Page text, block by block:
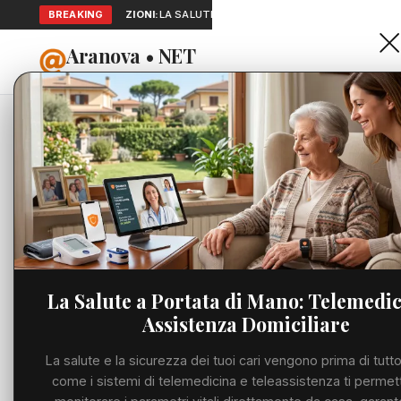
BREAKING
SEGNALAZIONI:LA SALUTE A PORTATA DI MANO:
Aranova • NET
PORTALE UTILE AL TERRITORIO
Home
Cronaca
Viabilità
Utilità
Meteo
Eventi
Eventi La
EVENTI
La
Santa
MARTEDÌ, 02
La Salute a Portata di Mano:
Assistenza Domiciliare
La salute e la sicurezza dei tuoi cari vengono prima di
come i sistemi di telemedicina e teleassistenza ti